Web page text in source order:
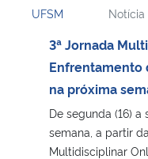
Ministério da Cidadania
Ministério de Minas e Energia
Ministério da Ciência,
UFSM Notícia
3ª Jornada
Enfrentamento
na próxima
De segunda (16)
semana, a partir
Multidisciplinar